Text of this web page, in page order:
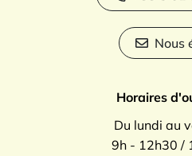
Nous
Horaires
Du lundi au
9h - 12h30 /